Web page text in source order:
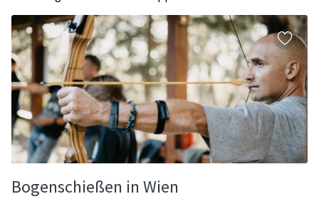
Bogenschießen in Wien